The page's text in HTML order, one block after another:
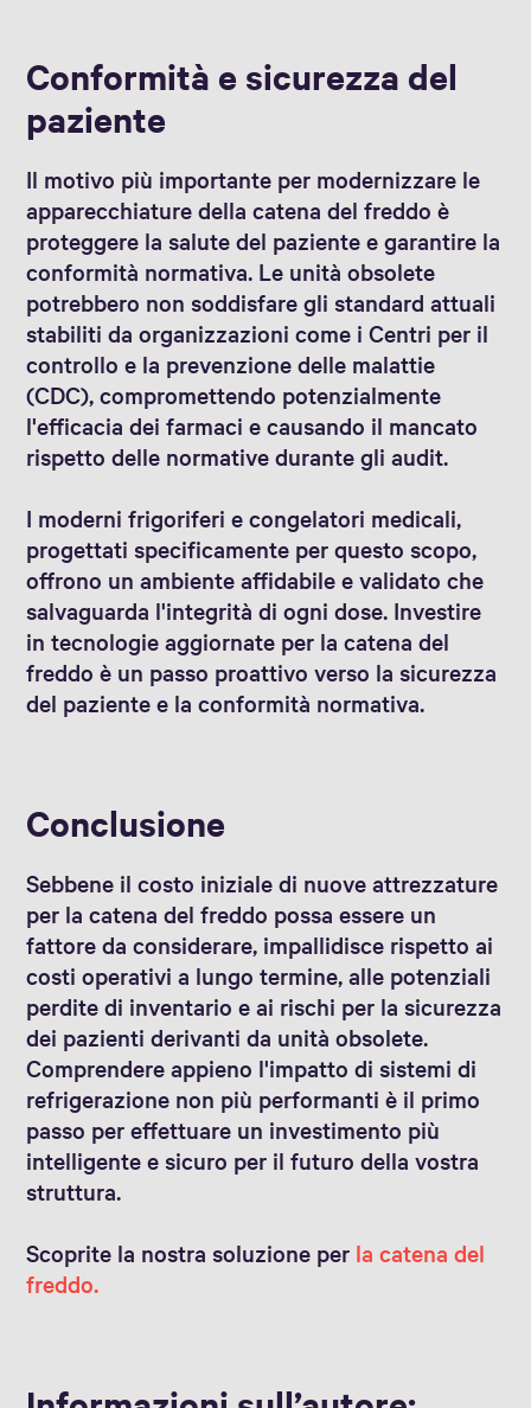
Conformità e sicurezza del
paziente
Il motivo più importante per modernizzare le
apparecchiature della catena del freddo è
proteggere la salute del paziente e garantire la
conformità normativa. Le unità obsolete
potrebbero non soddisfare gli standard attuali
stabiliti da organizzazioni come i Centri per il
controllo e la prevenzione delle malattie
(CDC), compromettendo potenzialmente
l'efficacia dei farmaci e causando il mancato
rispetto delle normative durante gli audit.
I moderni frigoriferi e congelatori medicali,
progettati specificamente per questo scopo,
offrono un ambiente affidabile e validato che
salvaguarda l'integrità di ogni dose. Investire
in tecnologie aggiornate per la catena del
freddo è un passo proattivo verso la sicurezza
del paziente e la conformità normativa.
Conclusione
Sebbene il costo iniziale di nuove attrezzature
per la catena del freddo possa essere un
fattore da considerare, impallidisce rispetto ai
costi operativi a lungo termine, alle potenziali
perdite di inventario e ai rischi per la sicurezza
dei pazienti derivanti da unità obsolete.
Comprendere appieno l'impatto di sistemi di
refrigerazione non più performanti è il primo
passo per effettuare un investimento più
intelligente e sicuro per il futuro della vostra
struttura.
Scoprite la nostra soluzione per la catena del
freddo.